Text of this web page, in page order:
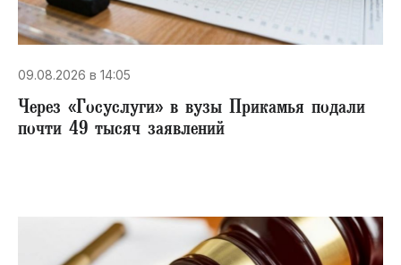
09.08.2026 в 14:05
Через «Госуслуги» в вузы Прикамья подали
почти 49 тысяч заявлений